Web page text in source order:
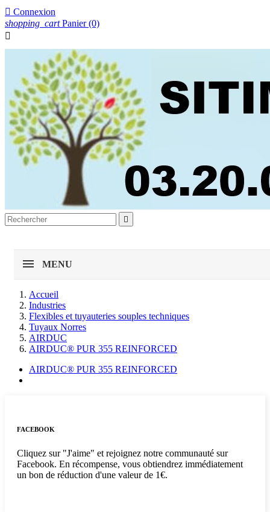
 Connexion
shopping_cart Panier (0)


MENU
Accueil
Industries
Flexibles et tuyauteries souples techniques
Tuyaux Norres
AIRDUC
AIRDUC® PUR 355 REINFORCED
AIRDUC® PUR 355 REINFORCED
FACEBOOK
Cliquez sur "J'aime" et rejoignez notre communauté sur
Facebook. En récompense, vous obtiendrez immédiatement
un bon de réduction d'une valeur de 1€.